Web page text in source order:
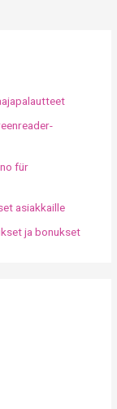
für
asiakkaille
ja bonukset